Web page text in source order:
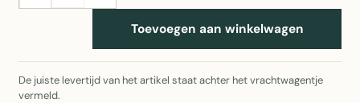
Toevoegen aan winkelwagen
De juiste levertijd van het artikel staat achter het vrachtwagentje
vermeld.